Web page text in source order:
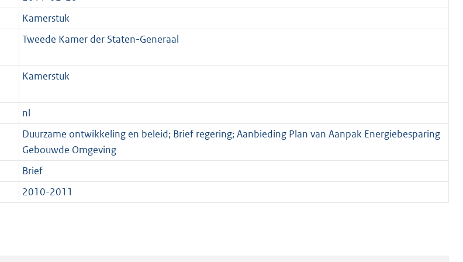
Kamerstuk
Tweede Kamer der Staten-Generaal
Kamerstuk
nl
Duurzame ontwikkeling en beleid; Brief regering; Aanbieding Plan van Aanpak Energiebesparing
Gebouwde Omgeving
Brief
2010-2011